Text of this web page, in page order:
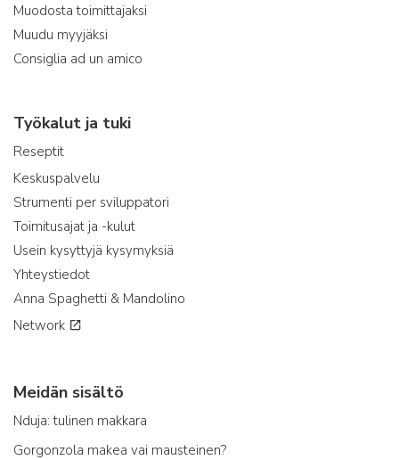
Muodosta toimittajaksi
Muudu myyjäksi
Consiglia ad un amico
Työkalut ja tuki
Reseptit
Keskuspalvelu
Strumenti per sviluppatori
Toimitusajat ja -kulut
Usein kysyttyjä kysymyksiä
Yhteystiedot
Anna Spaghetti & Mandolino
Network
Meidän sisältö
Nduja: tulinen makkara
Gorgonzola makea vai mausteinen?